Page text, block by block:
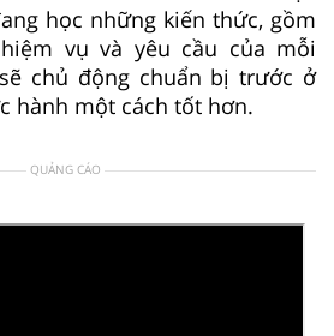
học những kiến thức, gồm
vụ và yêu cầu của mỗi
chủ động chuẩn bị trước ở
hành một cách tốt hơn.
QUẢNG CÁO